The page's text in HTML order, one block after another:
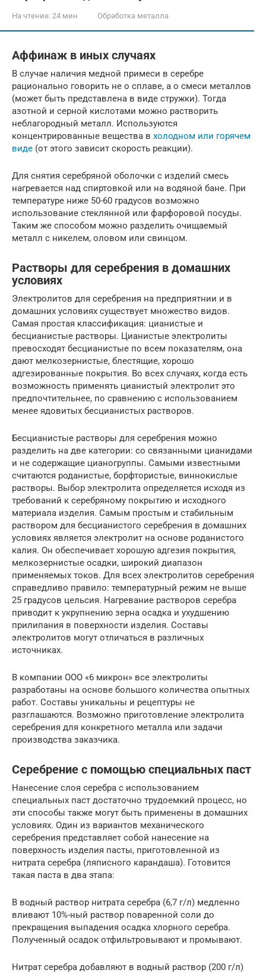
На чтение: 24 мин Обработка металла
Аффинаж в иных случаях
В случае наличия медной примеси в серебре
рационально говорить не о сплаве, а о смеси металлов
(может быть представлена в виде стружки). Тогда
азотной и серной кислотами можно растворить
неблагородный металл. Используются
концентрированные вещества в холодном или горячем
виде (от этого зависит скорость реакции).
Для снятия серебряной оболочки с изделий смесь
нагревается над спиртовкой или на водяной бане. При
температуре ниже 50-60 градусов возможно
использование стеклянной или фарфоровой посуды.
Таким же способом можно разделить очищаемый
металл с никелем, оловом или свинцом.
Растворы для серебрения в домашних
условиях
Электролитов для серебрения на предприятнии и в
домашних условиях существует множество видов.
Самая простая классификация: цианистые и
бесцианистые растворы. Цианистые электролиты
превосходят бесцианистые по всем показателям, она
дают мелкозернистые, блестящие, хорошо
адгезированные покрытия. Во всех случаях, когда есть
возможность применять цианистый электролит это
предпочтительнее, по сравнению с использованием
менее ядовитых бесцианистых растворов.
Бесцианистые растворы для серебрения можно
разделить на две категории: со связанными цианидами
и не содержащие цианогруппы. Самыми известными
считаются роданистые, борфтористые, виннокислые
растворы. Выбор электролита определяется исходя из
требований к серебряному покрытию и исходного
материала изделия. Самым простым и стабильным
раствором для бесцианистого серебрения в домашних
условиях является электролит на основе роданистого
калия. Он обеспечивает хорошую адгезия покрытия,
мелкозернистые осадки, широкий диапазон
применяемых токов. Для всех электролитов серебрения
справедливо правило: температурный режим не выше
25 градусов цельсия. Нагревание растворов серебра
приводит к укрупнению зерна осадка и ухудшению
прилипания в поверхности изделия. Составы
электролитов могут отличаться в различных
источниках.
В компании ООО «6 микрон» все электролиты
разработаны на основе большого количества опытных
работ. Составы уникальны и рецептуры не
разглашаются. Возможно приготовление электролита
серебрения для конкретного металла или задачи
производства заказчика.
Серебрение с помощью специальных паст
Нанесение слоя серебра с использованием
специальных паст достаточно трудоемкий процесс, но
эти способы также могут быть применены в домашних
условиях. Один из вариантов механического
серебрения представляет собой нанесение на
поверхность изделия пасты, приготовленной из
нитрата серебра (ляписного карандаша). Готовится
такая паста в два этапа:
В водный раствор нитрата серебра (6,7 г/л) медленно
вливают 10%-ный раствор поваренной соли до
прекращения выпадения осадка хлорного серебра.
Полученный осадок отфильтровывают и промывают.
Нитрат серебра добавляют в водный раствор (200 г/л)